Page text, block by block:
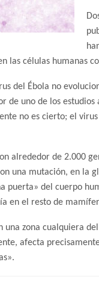
las células humanas
del Ébola no
de uno de los
no es cierto; el
alrededor de 2.000
una mutación, en la
puerta» del cuerpo
en el resto de
zona cualquiera
afecta